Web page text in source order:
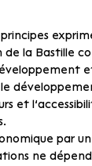
la Bastille
le
et
par
ne